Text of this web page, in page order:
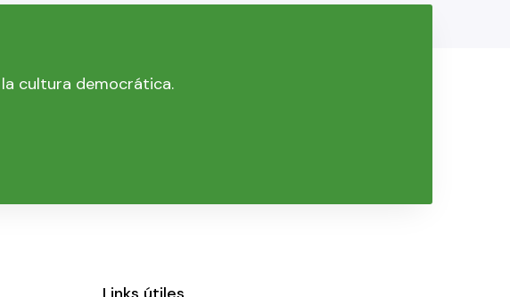
cultura democrática.